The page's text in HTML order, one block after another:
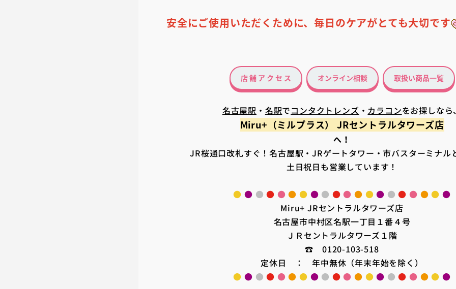
安全にご使用いただくために、毎日のケアがとても大切です
店 舗 ア ク セ ス オンライン相談 取扱い商品一覧
名古屋駅 ・ 名駅でコンタクトレンズ ・ カラコンをお探しなら
Miru+（ミルプラス） JRセントラルタワーズ店
へ！
JR桜通口改札すぐ！名古屋駅・JRゲートタワー・市バスターミナル
土日祝日も営業しています！
● ● ●● ●● ● ● ● ●● ● ●● ●●● ●● ●
Miru+ JRセントラルタワーズ店
名古屋市中村区名駅一丁目１番４号
ＪＲセントラルタワーズ１階
☎ 0120-103-518
定休日 ： 年中無休（年末年始を除く）
● ● ●● ●● ● ● ● ●● ● ●● ●●● ●● ●